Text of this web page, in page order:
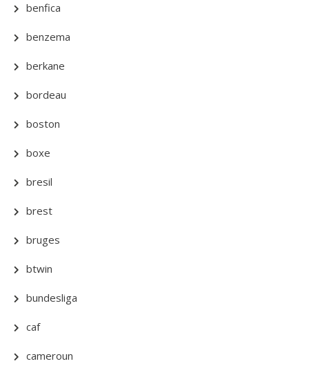
benfica
benzema
berkane
bordeau
boston
boxe
bresil
brest
bruges
btwin
bundesliga
caf
cameroun